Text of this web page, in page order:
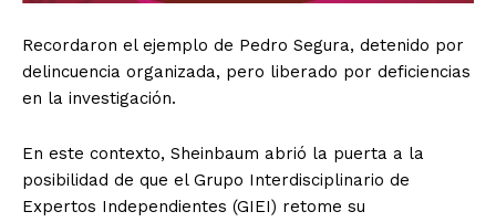
Recordaron el ejemplo de Pedro Segura, detenido por
delincuencia organizada, pero liberado por deficiencias
en la investigación.
En este contexto, Sheinbaum abrió la puerta a la
posibilidad de que el Grupo Interdisciplinario de
Expertos Independientes (GIEI) retome su